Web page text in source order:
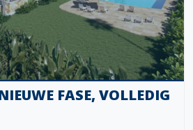
FASE, VOLLEDIG